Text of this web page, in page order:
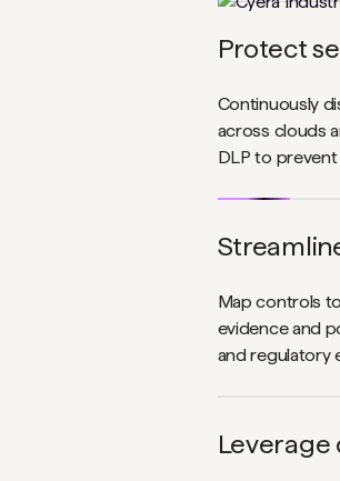
Protect
Continuously
across clouds
DLP to
Map controls
evidence and
and regulatory
Leverage